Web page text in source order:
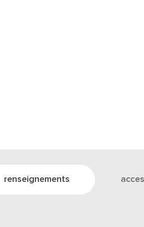
renseignements